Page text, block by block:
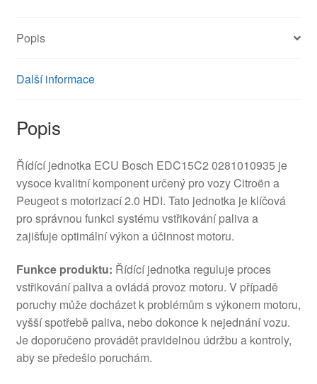
Popis
Další informace
Popis
Řídící jednotka ECU Bosch EDC15C2 0281010935 je
vysoce kvalitní komponent určený pro vozy Citroën a
Peugeot s motorizací 2.0 HDI. Tato jednotka je klíčová
pro správnou funkci systému vstřikování paliva a
zajišťuje optimální výkon a účinnost motoru.
Funkce produktu: Řídící jednotka reguluje proces
vstřikování paliva a ovládá provoz motoru. V případě
poruchy může docházet k problémům s výkonem motoru,
vyšší spotřebě paliva, nebo dokonce k nejednání vozu.
Je doporučeno provádět pravidelnou údržbu a kontroly,
aby se předešlo poruchám.